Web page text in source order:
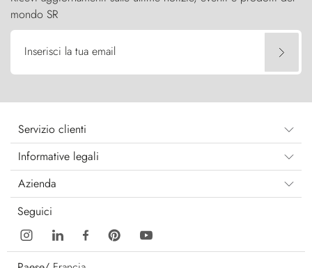
mondo SR
Inserisci la tua email
Servizio clienti
Informative legali
Azienda
Seguici